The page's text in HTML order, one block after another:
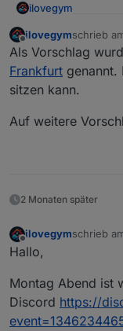
ilovegym
Hessen
Meetings:
Offline
ilovegymschrieb
zuletzt
Als Vorschlag
Frankfurt genannt.
sitzen kann.
Auf weitere
2 Monaten später
Offline
ilovegymschrieb
zuletzt
Hallo,
Montag Abend ist
Discord https://